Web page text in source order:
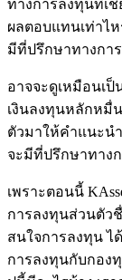
ทางการลงทุนที่เ
ผลตอบแทนเท่าไห
มีที่ปรึกษาทางกา
อาจจะดูเหมือนเ
เงินลงทุนหลักหมื่น
ตัวมาให้คำแนะนำ
จะมีที่ปรึกษาทางก
เพราะตอนนี้
การลงทุนส่วนตัว
สนใจการลงทุน ไ
การลงทุนกับกอง